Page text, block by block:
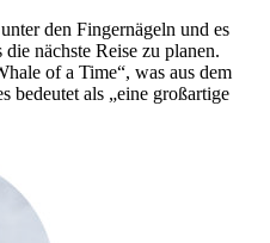
den Fingernägeln und es
nächste Reise zu planen.
of a Time“, was aus dem
bedeutet als „eine großartige